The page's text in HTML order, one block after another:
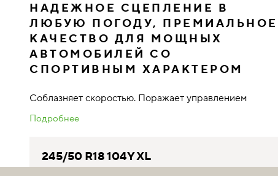
НАДЕЖНОЕ СЦЕПЛЕНИЕ В
ЛЮБУЮ ПОГОДУ, ПРЕМИАЛЬНОЕ
КАЧЕСТВО ДЛЯ МОЩНЫХ
АВТОМОБИЛЕЙ СО
СПОРТИВНЫМ ХАРАКТЕРОМ
Соблазняет скоростью. Поражает управлением
Подробнее
245/50 R18 104Y XL